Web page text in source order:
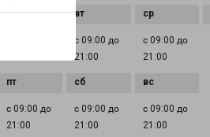
с 09:00 до
21:00
с 09:00 до
21:00
с 09:00 до
21:00
с 09:00 до
21:00
с 09:00 до
21:00